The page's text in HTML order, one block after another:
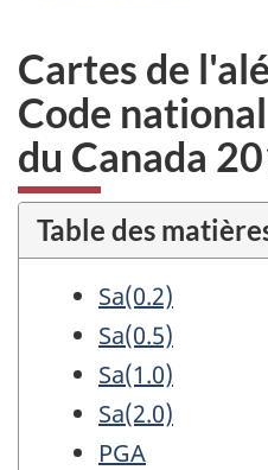
Cartes de
Code
du Canada
Table des
Sa(0.2)
Sa(0.5)
Sa(1.0)
Sa(2.0)
PGA